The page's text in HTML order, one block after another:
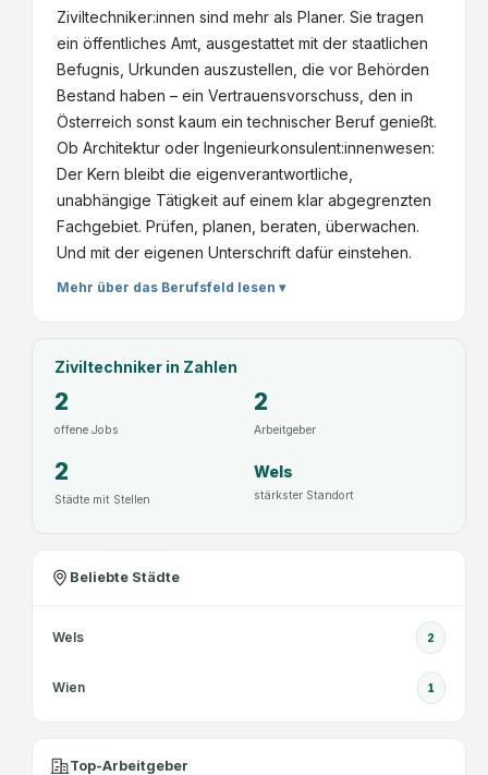
Ziviltechniker:innen sind mehr als Planer. Sie tragen
ein öffentliches Amt, ausgestattet mit der staatlichen
Befugnis, Urkunden auszustellen, die vor Behörden
Bestand haben – ein Vertrauensvorschuss, den in
Österreich sonst kaum ein technischer Beruf genießt.
Ob Architektur oder Ingenieurkonsulent:innenwesen:
Der Kern bleibt die eigenverantwortliche,
unabhängige Tätigkeit auf einem klar abgegrenzten
Fachgebiet. Prüfen, planen, beraten, überwachen.
Und mit der eigenen Unterschrift dafür einstehen.
Mehr über das Berufsfeld lesen ▾
Ziviltechnikerin Zahlen
2
offene Jobs
2
Arbeitgeber
2
Städte mit Stellen
Wels
stärkster Standort
Beliebte Städte
Wels 2
Wien 1
Top-Arbeitgeber